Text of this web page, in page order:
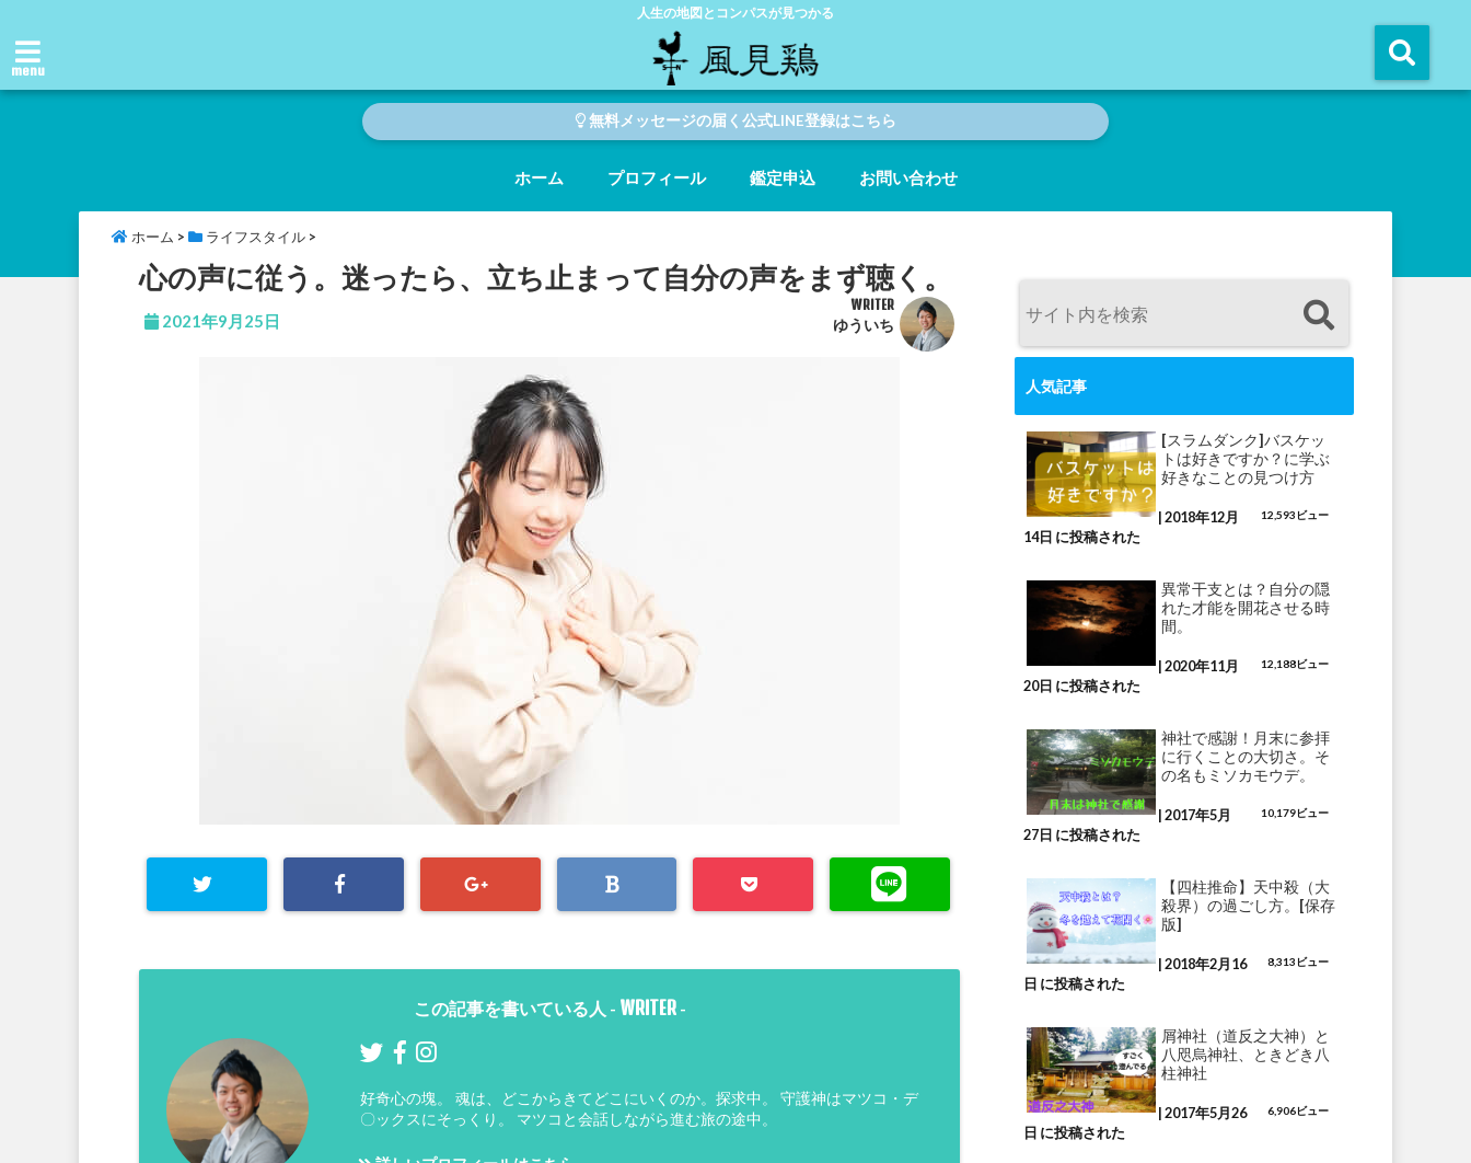
人生の地図とコンパスが見つかる
menu
無料メッセージの届く公式LINE登録はこちら
ホーム プロフィール 鑑定申込 お問い合わせ
ホーム > ライフスタイル >
心の声に従う。迷ったら、立ち止まって自分の声をまず聴く。
2021年9月25日
WRITER
ゆういち
この記事を書いている人 - WRITER-
好奇心の塊。 魂は、どこからきてどこにいくのか。探求中。 守護神はマツコ・デ
〇ックスにそっくり。 マツコと会話しながら進む旅の途中。
人気記事
[スラムダンク]バスケッ
トは好きですか？に学ぶ
好きなことの見つけ方
12,593ビュー
|2018年12月
14日 に投稿された
異常干支とは？自分の隠
れた才能を開花させる時
間。
12,188ビュー
|2020年11月
20日 に投稿された
神社で感謝！月末に参拝
に行くことの大切さ。そ
の名もミソカモウデ。
10,179ビュー
|2017年5月
27日 に投稿された
【四柱推命】天中殺（大
殺界）の過ごし方。[保存
版]
8,313ビュー
|2018年2月16
日 に投稿された
屑神社（道反之大神）と
八咫烏神社、ときどき八
柱神社
6,906ビュー
|2017年5月26
日 に投稿された